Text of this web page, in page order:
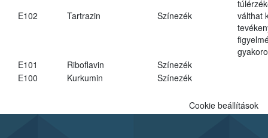
E102 Tartrazin Színezék
válthat
E101
Riboflavin
Színezék
E100
Kurkumin Színezék
Cookie beállítások